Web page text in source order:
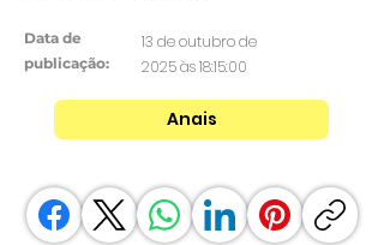
Data de
publicação:
13 de outubro de
2025 às 18:15:00
Anais